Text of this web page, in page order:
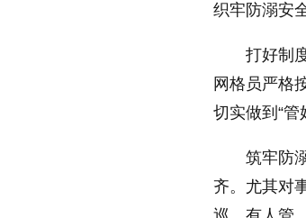
织牢防溺安
打好制
网格员严格
切实做到“管
筑牢防
齐。尤其对